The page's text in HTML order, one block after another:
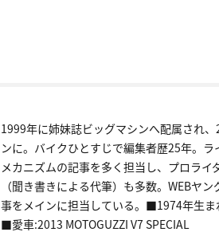
1999年に姉妹誌ビッグマシンへ配属され
ンに。バイクひとすじで編集者歴25年。
メカニズムの記事を多く担当し、プロライ
（聞き書きによる代筆）も多数。WEBヤ
事をメインに担当している。■1974年生
■愛車:2013 MOTOGUZZI V7 SPECIAL